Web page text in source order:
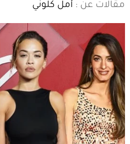
مقالات عن : أمل كلوني